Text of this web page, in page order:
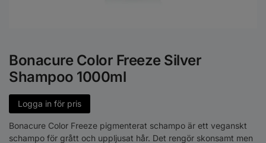
Bonacure Color Freeze Silver
Shampoo 1000ml
Logga in för pris
Bonacure Color Freeze pigmenterat schampo är ett veganskt
schampo för grått och uppljusat hår. Det rengör skonsamt men